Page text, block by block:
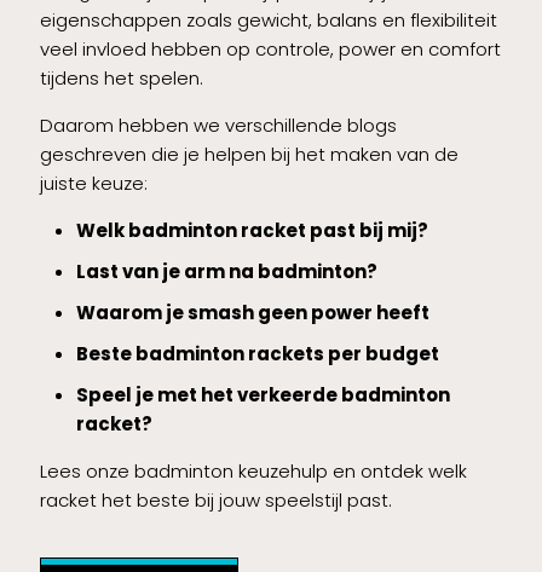
eigenschappen zoals gewicht, balans en flexibiliteit
veel invloed hebben op controle, power en comfort
tijdens het spelen.
Daarom hebben we verschillende blogs
geschreven die je helpen bij het maken van de
juiste keuze:
Welk badminton racket past bij mij?
Last van je arm na badminton?
Waarom je smash geen power heeft
Beste badminton rackets per budget
Speel je met het verkeerde badminton
racket?
Lees onze badminton keuzehulp en ontdek welk
racket het beste bij jouw speelstijl past.